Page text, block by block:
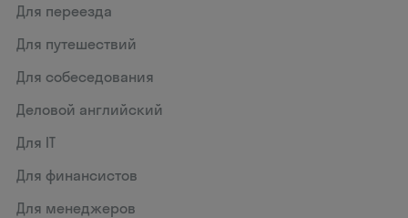
Для переезда
Для путешествий
Для собеседования
Деловой английский
Для IT
Для финансистов
Для менеджеров